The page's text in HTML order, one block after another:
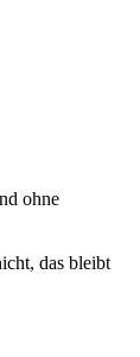
ohne
das bleibt